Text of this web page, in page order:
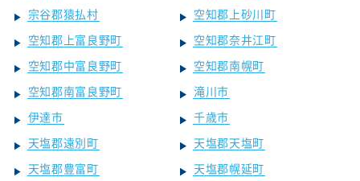
宗谷郡猿払村
空知郡上砂川町
空知郡上富良野町
空知郡奈井江町
空知郡中富良野町
空知郡南幌町
空知郡南富良野町
滝川市
伊達市
千歳市
天塩郡遠別町
天塩郡天塩町
天塩郡豊富町
天塩郡幌延町